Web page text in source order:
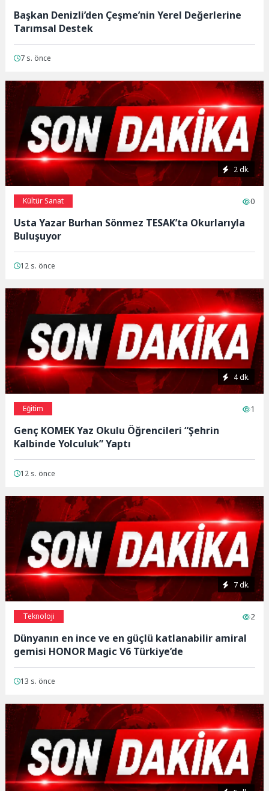
Başkan Denizli’den Çeşme’nin Yerel Değerlerine
Tarımsal Destek
7 s. önce
2 dk.
Kültür Sanat 0
Usta Yazar Burhan Sönmez TESAK’ta Okurlarıyla
Buluşuyor
12 s. önce
4 dk.
Eğitim 1
Genç KOMEK Yaz Okulu Öğrencileri “Şehrin
Kalbinde Yolculuk” Yaptı
12 s. önce
7 dk.
Teknoloji 2
Dünyanın en ince ve en güçlü katlanabilir amiral
gemisi HONOR Magic V6 Türkiye’de
13 s. önce